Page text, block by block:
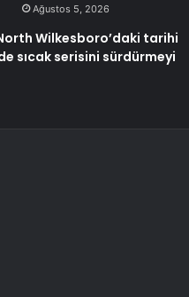
Ağustos 5, 2026
Wilkesboro’daki tarihi
sıcak serisini sürdürmeyi